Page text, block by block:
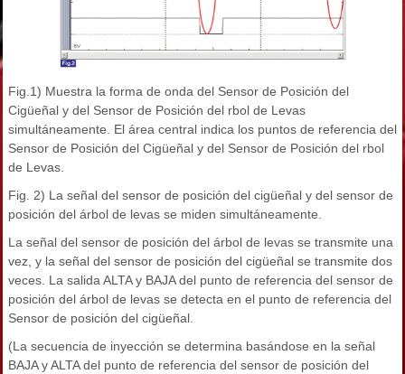
Fig.1) Muestra la forma de onda del Sensor de Posición del
Cigüeñal y del Sensor de Posición del rbol de Levas
simultáneamente. El área central indica los puntos de referencia del
Sensor de Posición del Cigüeñal y del Sensor de Posición del rbol
de Levas.
Fig. 2) La señal del sensor de posición del cigüeñal y del sensor de
posición del árbol de levas se miden simultáneamente.
La señal del sensor de posición del árbol de levas se transmite una
vez, y la señal del sensor de posición del cigüeñal se transmite dos
veces. La salida ALTA y BAJA del punto de referencia del sensor de
posición del árbol de levas se detecta en el punto de referencia del
Sensor de posición del cigüeñal.
(La secuencia de inyección se determina basándose en la señal
BAJA y ALTA del punto de referencia del sensor de posición del